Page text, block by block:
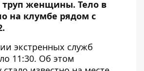
женщины. Тело в
на клумбе рядом с
экстренных служб
11:30. Об этом